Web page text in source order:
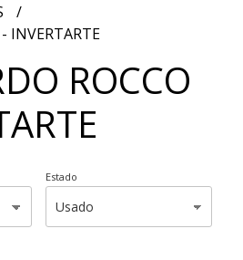
INVERTARTE
ROCCO
Estado